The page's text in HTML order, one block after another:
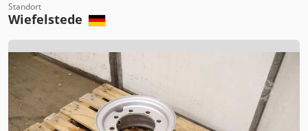
Standort
Wiefelstede